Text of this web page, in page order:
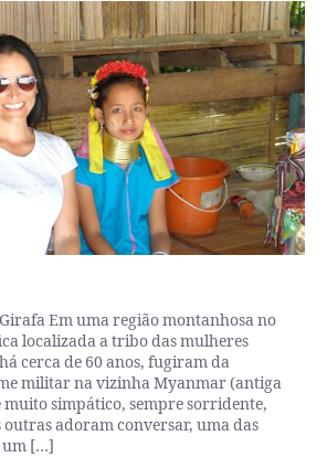
Em uma região montanhosa no
localizada a tribo das mulheres
cerca de 60 anos, fugiram da
militar na vizinha Myanmar (antiga
simpático, sempre sorridente,
outras adoram conversar, uma das
um […]